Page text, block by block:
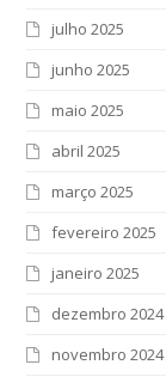
julho 2025
junho 2025
maio 2025
abril 2025
março 2025
fevereiro 2025
janeiro 2025
dezembro 2024
novembro 2024